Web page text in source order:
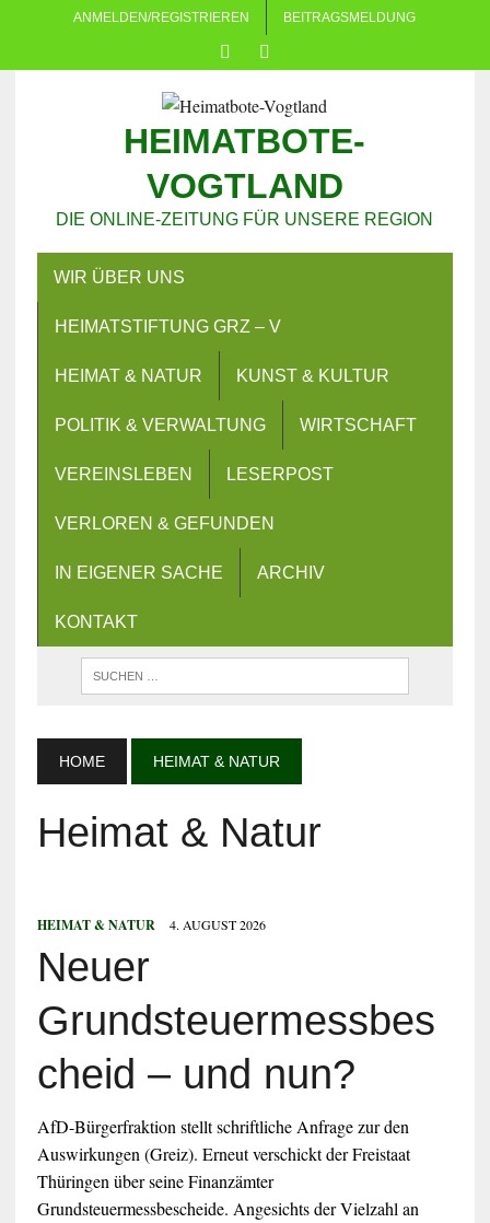
ANMELDEN/REGISTRIEREN BEITRAGSMELDUNG
HEIMATBOTE-
VOGTLAND
DIE ONLINE-ZEITUNG FÜR UNSERE REGION
WIR ÜBER UNS
HEIMATSTIFTUNG GRZ – V
HEIMAT & NATUR KUNST & KULTUR
POLITIK & VERWALTUNG WIRTSCHAFT
VEREINSLEBEN LESERPOST
VERLOREN & GEFUNDEN
IN EIGENER SACHE ARCHIV
KONTAKT
HOME HEIMAT & NATUR
Heimat & Natur
HEIMAT & NATUR 4. AUGUST 2026
Neuer
Grundsteuermessbes
cheid – und nun?
AfD-Bürgerfraktion stellt schriftliche Anfrage zur den
Auswirkungen (Greiz). Erneut verschickt der Freistaat
Thüringen über seine Finanzämter
Grundsteuermessbescheide. Angesichts der Vielzahl an